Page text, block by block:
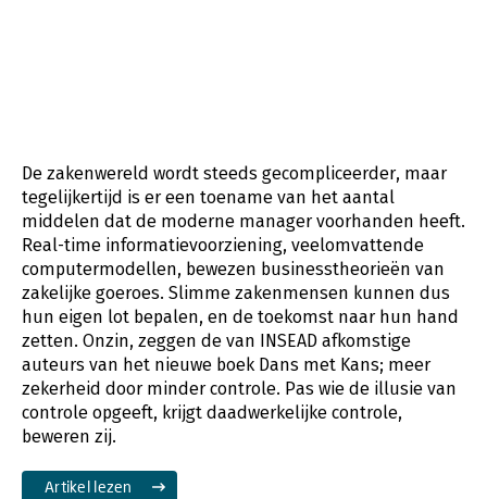
De zakenwereld wordt steeds gecompliceerder, maar
tegelijkertijd is er een toename van het aantal
middelen dat de moderne manager voorhanden heeft.
Real-time informatievoorziening, veelomvattende
computermodellen, bewezen businesstheorieën van
zakelijke goeroes. Slimme zakenmensen kunnen dus
hun eigen lot bepalen, en de toekomst naar hun hand
zetten. Onzin, zeggen de van INSEAD afkomstige
auteurs van het nieuwe boek Dans met Kans; meer
zekerheid door minder controle. Pas wie de illusie van
controle opgeeft, krijgt daadwerkelijke controle,
beweren zij.
Artikel lezen